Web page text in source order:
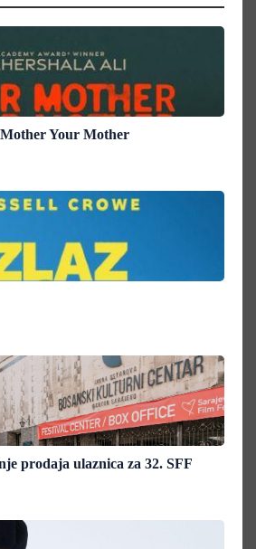
Your Mother
prodaja ulaznica za 32. SFF